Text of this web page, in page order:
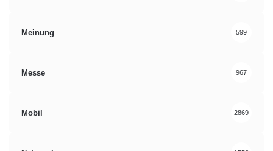
Meinung 599
Messe 967
Mobil 2869